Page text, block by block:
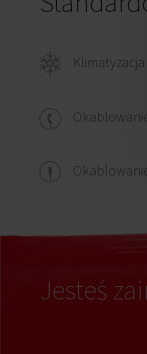
Klimatyzacja
Jesteś